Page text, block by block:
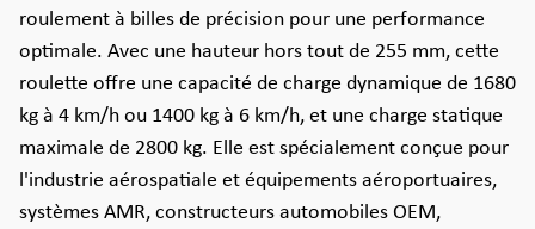
roulement à billes de précision pour une performance
optimale. Avec une hauteur hors tout de 255 mm, cette
roulette offre une capacité de charge dynamique de 1680
kg à 4 km/h ou 1400 kg à 6 km/h, et une charge statique
maximale de 2800 kg. Elle est spécialement conçue pour
l'industrie aérospatiale et équipements aéroportuaires,
systèmes AMR, constructeurs automobiles OEM,